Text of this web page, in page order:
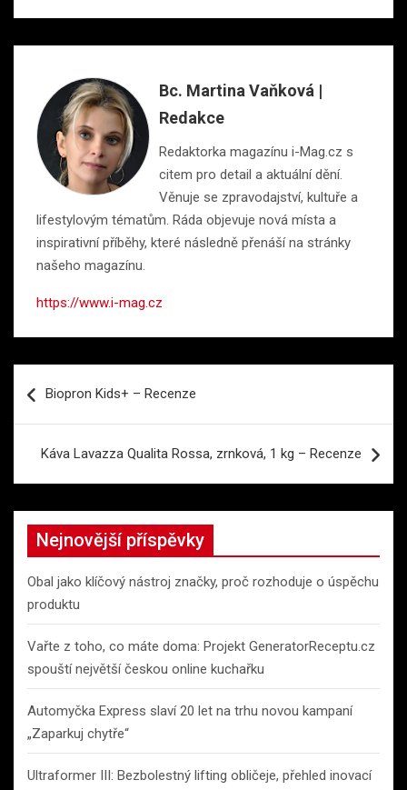
Bc. Martina Vaňková |
Redakce
Redaktorka magazínu i-Mag.cz s
citem pro detail a aktuální dění.
Věnuje se zpravodajství, kultuře a
lifestylovým tématům. Ráda objevuje nová místa a
inspirativní příběhy, které následně přenáší na stránky
našeho magazínu.
https://www.i-mag.cz
proBiopron Kids+ – Recenze
Káva Lavazza Qualita Rossa, zrnková, 1 kg – Recenze
Nejnovější příspěvky
Obal jako klíčový nástroj značky, proč rozhoduje o úspěchu
produktu
Vařte z toho, co máte doma: Projekt GeneratorReceptu.cz
spouští největší českou online kuchařku
Automyčka Express slaví 20 let na trhu novou kampaní
„Zaparkuj chytře“
Ultraformer III: Bezbolestný lifting obličeje, přehled inovací